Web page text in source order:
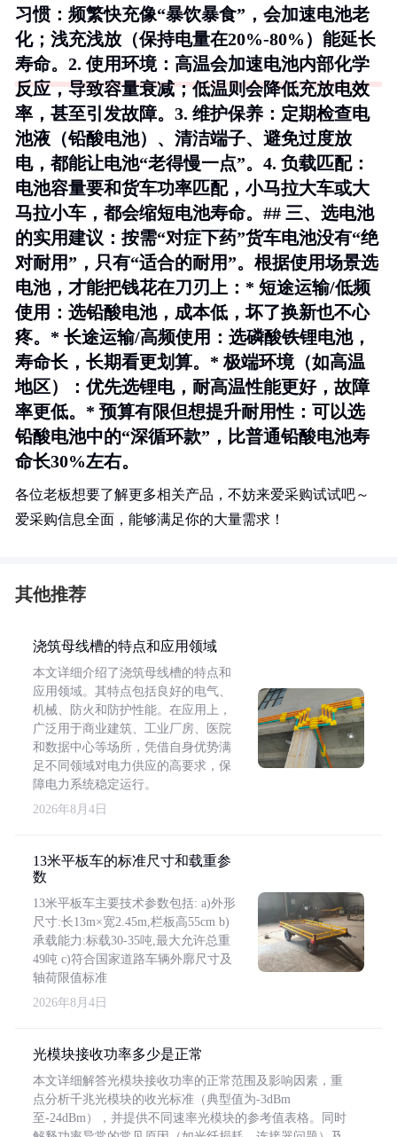
习惯：频繁快充像“暴饮暴食”，会加速电池老
化；浅充浅放（保持电量在20%-80%）能延长
寿命。2. 使用环境：高温会加速电池内部化学
反应，导致容量衰减；低温则会降低充放电效
率，甚至引发故障。3. 维护保养 ：定期检查电
池液（铅酸电池）、清洁端子、避免过度放
电，都能让电池“老得慢一点”。4. 负载匹配：
电池容量要和货车功率匹配，小马拉大车或大
马拉小车，都会缩短电池寿命。## 三、选电池
的实用建议：按需“对症下药”货车电池没有“绝
对耐用”，只有“适合的耐用”。根据使用场景选
电池，才能把钱花在刀刃上：* 短途运输/低频
使用 ：选铅酸电池，成本低，坏了换新也不心
疼。* 长途运输/高频使用 ：选磷酸铁锂电池，
寿命长，长期看更划算。*极端环境（如高温
地区）
：优先选锂电，耐高温性能更好，故障
率更低。* 预算有限但想提升耐用性 ：可以选
铅酸电池中的“深循环款”，比普通铅酸电池寿
命长30%左右。
各位老板想要了解更多相关产品，不妨来爱采购试试吧～
爱采购信息全面，能够满足你的大量需求！
其他推荐
浇筑母线槽的特点和应用领域
本文详细介绍了浇筑母线槽的特点和
应用领域。其特点包括良好的电气、
机械、防火和防护性能。在应用上，
广泛用于商业建筑、工业厂房、医院
和数据中心等场所，凭借自身优势满
足不同领域对电力供应的高要求，保
障电力系统稳定运行。
2026年8月4日
13米平板车的标准尺寸和载重参
数
13米平板车主要技术参数包括: a)外形
尺寸:长13m×宽2.45m,栏板高55cm b)
承载能力:标载30-35吨,最大允许总重
49吨 c)符合国家道路车辆外廓尺寸及
轴荷限值标准
2026年8月4日
光模块接收功率多少是正常
本文详细解答光模块接收功率的正常范围及影响因素，重
点分析千兆光模块的收光标准（典型值为-3dBm
至-24dBm），并提供不同速率光模块的参考值表格。同时